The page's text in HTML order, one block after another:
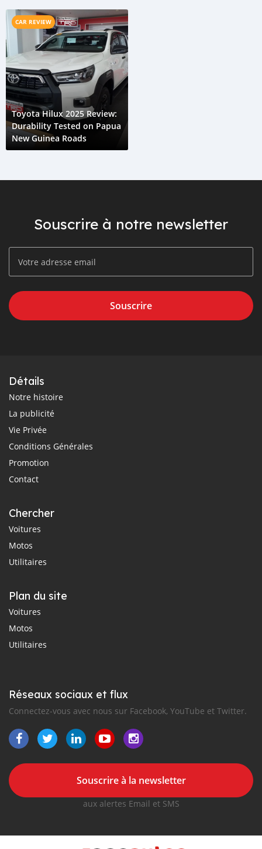
CAR REVIEW
Toyota Hilux 2025 Review:
Durability Tested on Papua
New Guinea Roads
Souscrire à notre newsletter
Souscrire
Détails
Notre histoire
La publicité
Vie Privée
Conditions Générales
Promotion
Contact
Chercher
Voitures
Motos
Utilitaires
Plan du site
Voitures
Motos
Utilitaires
Réseaux sociaux et flux
Connectez-vous avec nous sur Facebook, YouTube et Twitter.
Souscrire à la newsletter
aux alertes Email et SMS